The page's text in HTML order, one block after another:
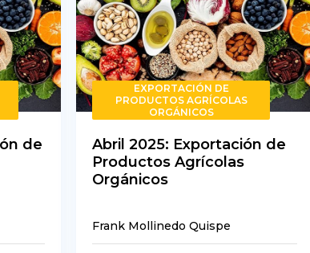
de
EXPORTACIÓN DE
PRODUCTOS AGRÍCOLAS
ORGÁNICOS
Abril 2025: Exportación de
Productos Agrícolas
Orgánicos
Frank Mollinedo Quispe